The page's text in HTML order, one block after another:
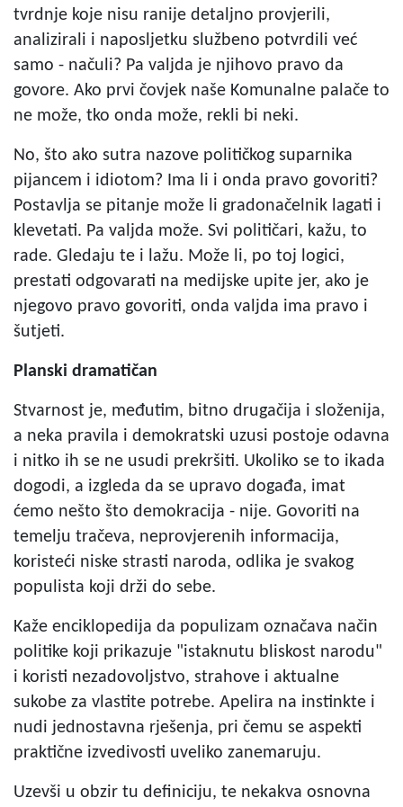
tvrdnje koje nisu ranije detaljno provjerili,
analizirali i naposljetku službeno potvrdili već
samo - načuli? Pa valjda je njihovo pravo da
govore. Ako prvi čovjek naše Komunalne palače to
ne može, tko onda može, rekli bi neki.
No, što ako sutra nazove političkog suparnika
pijancem i idiotom? Ima li i onda pravo govoriti?
Postavlja se pitanje može li gradonačelnik lagati i
klevetati. Pa valjda može. Svi političari, kažu, to
rade. Gledaju te i lažu. Može li, po toj logici,
prestati odgovarati na medijske upite jer, ako je
njegovo pravo govoriti, onda valjda ima pravo i
šutjeti.
Planski dramatičan
Stvarnost je, međutim, bitno drugačija i složenija,
a neka pravila i demokratski uzusi postoje odavna
i nitko ih se ne usudi prekršiti. Ukoliko se to ikada
dogodi, a izgleda da se upravo događa, imat
ćemo nešto što demokracija - nije. Govoriti na
temelju tračeva, neprovjerenih informacija,
koristeći niske strasti naroda, odlika je svakog
populista koji drži do sebe.
Kaže enciklopedija da populizam označava način
politike koji prikazuje "istaknutu bliskost narodu"
i koristi nezadovoljstvo, strahove i aktualne
sukobe za vlastite potrebe. Apelira na instinkte i
nudi jednostavna rješenja, pri čemu se aspekti
praktične izvedivosti uveliko zanemaruju.
Uzevši u obzir tu definiciju, te nekakva osnovna